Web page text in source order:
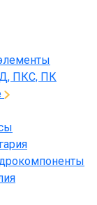
ПКС, ПК